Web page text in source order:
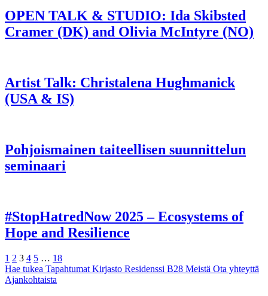
OPEN TALK & STUDIO: Ida Skibsted
Cramer (DK) and Olivia McIntyre (NO)
Artist Talk: Christalena Hughmanick
(USA & IS)
Pohjoismainen taiteellisen suunnittelun
seminaari
#StopHatredNow 2025 – Ecosystems of
Hope and Resilience
Edellinen
Sivu
1 Sivu
2 Sivu
3 Sivu
4 Sivu
5 … Sivu
18Seuraava
Hae tukea Tapahtumat Kirjasto Residenssi B28 Meistä Ota yhteyttä
Ajankohtaista